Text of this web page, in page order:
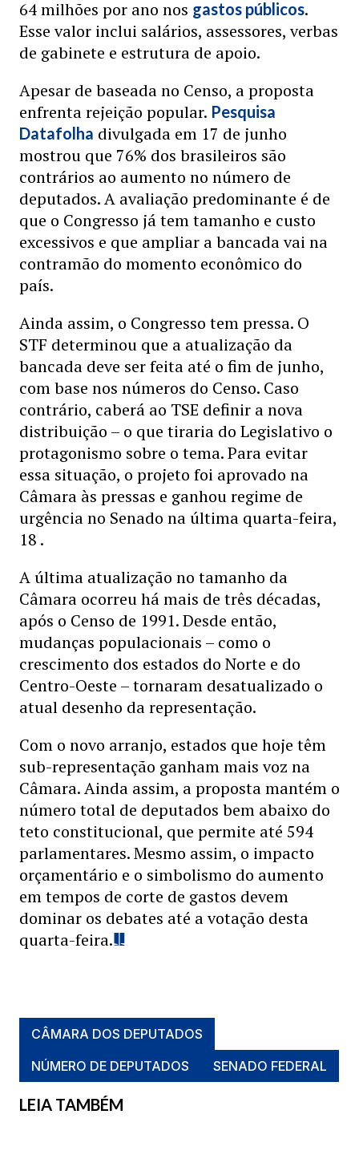
64 milhões por ano nos gastos públicos.
Esse valor inclui salários, assessores, verbas
de gabinete e estrutura de apoio.
Apesar de baseada no Censo, a proposta
enfrenta rejeição popular. Pesquisa
Datafolha divulgada em 17 de junho
mostrou que 76% dos brasileiros são
contrários ao aumento no número de
deputados. A avaliação predominante é de
que o Congresso já tem tamanho e custo
excessivos e que ampliar a bancada vai na
contramão do momento econômico do
país.
Ainda assim, o Congresso tem pressa. O
STF determinou que a atualização da
bancada deve ser feita até o fim de junho,
com base nos números do Censo. Caso
contrário, caberá ao TSE definir a nova
distribuição – o que tiraria do Legislativo o
protagonismo sobre o tema. Para evitar
essa situação, o projeto foi aprovado na
Câmara às pressas e ganhou regime de
urgência no Senado na última quarta-feira,
18 .
A última atualização no tamanho da
Câmara ocorreu há mais de três décadas,
após o Censo de 1991. Desde então,
mudanças populacionais – como o
crescimento dos estados do Norte e do
Centro-Oeste – tornaram desatualizado o
atual desenho da representação.
Com o novo arranjo, estados que hoje têm
sub-representação ganham mais voz na
Câmara. Ainda assim, a proposta mantém o
número total de deputados bem abaixo do
teto constitucional, que permite até 594
parlamentares. Mesmo assim, o impacto
orçamentário e o simbolismo do aumento
em tempos de corte de gastos devem
dominar os debates até a votação desta
quarta-feira.
CÂMARA DOS DEPUTADOS
NÚMERO DE DEPUTADOS
SENADO FEDERAL
LEIA TAMBÉM